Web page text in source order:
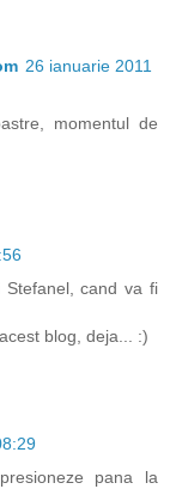
26 ianuarie 2011
momentul de
cand va fi
blog, deja... :)
pana la